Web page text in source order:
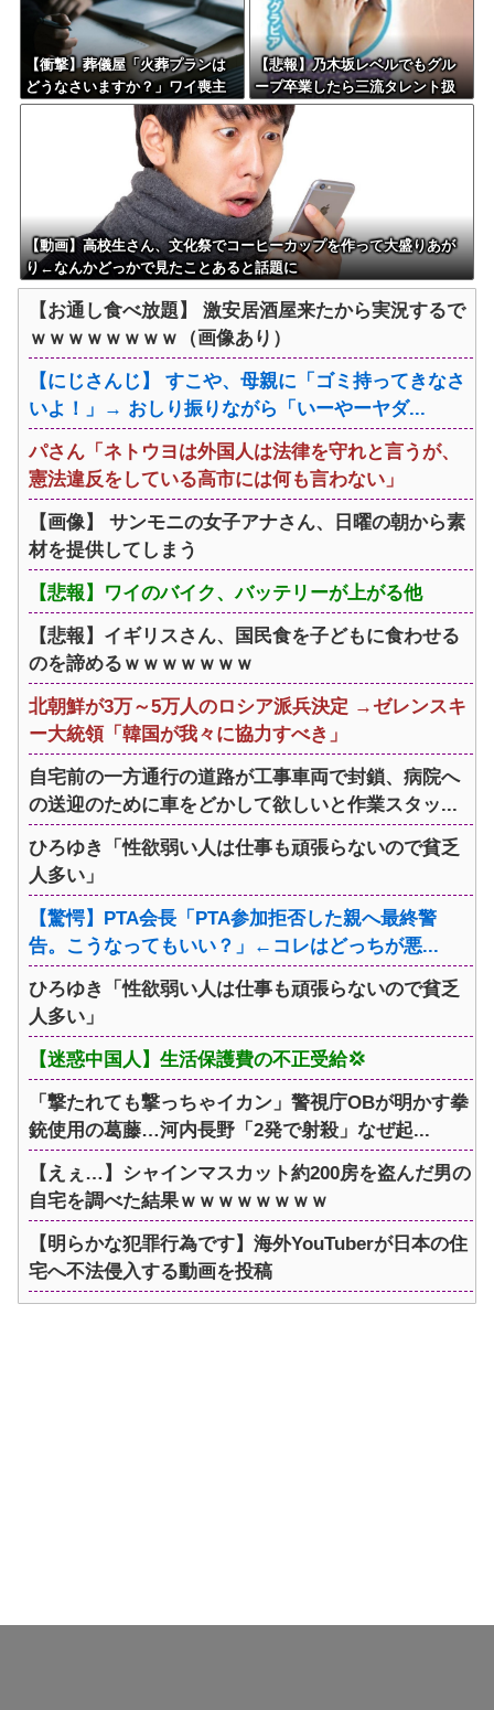
【衝撃】葬儀屋「火葬プランは
どうなさいますか？」ワイ喪主
「直葬で(即答)」→結果ァw w w
【悲報】乃木坂レベルでもグル
ープ卒業したら三流タレント扱
いになる模様・・・
【動画】高校生さん、文化祭でコーヒーカップを作って大盛りあが
り←なんかどっかで見たことあると話題に
【お通し食べ放題】 激安居酒屋来たから実況するで
ｗｗｗｗｗｗｗｗ（画像あり）
【にじさんじ】 すこや、母親に「ゴミ持ってきなさ
いよ！」→ おしり振りながら「いーやーヤダ...
パさん「ネトウヨは外国人は法律を守れと言うが、
憲法違反をしている高市には何も言わない」
【画像】 サンモニの女子アナさん、日曜の朝から素
材を提供してしまう
【悲報】ワイのバイク、バッテリーが上がる他
【悲報】イギリスさん、国民食を子どもに食わせる
のを諦めるｗｗｗｗｗｗｗ
北朝鮮が3万～5万人のロシア派兵決定 →ゼレンスキ
ー大統領「韓国が我々に協力すべき」
自宅前の一方通行の道路が工事車両で封鎖、病院へ
の送迎のために車をどかして欲しいと作業スタッ...
ひろゆき「性欲弱い人は仕事も頑張らないので貧乏
人多い」
【驚愕】PTA会長「PTA参加拒否した親へ最終警
告。こうなってもいい？」←コレはどっちが悪...
ひろゆき「性欲弱い人は仕事も頑張らないので貧乏
人多い」
【迷惑中国人】生活保護費の不正受給💢
「撃たれても撃っちゃイカン」警視庁OBが明かす拳
銃使用の葛藤…河内長野「2発で射殺」なぜ起...
【えぇ…】シャインマスカット約200房を盗んだ男の
自宅を調べた結果ｗｗｗｗｗｗｗｗ
【明らかな犯罪行為です】海外YouTuberが日本の住
宅へ不法侵入する動画を投稿